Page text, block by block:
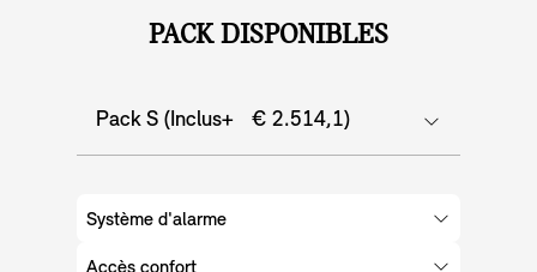
PACK DISPONIBLES
Pack S (Inclus+ € 2.514,1)
Système d'alarme